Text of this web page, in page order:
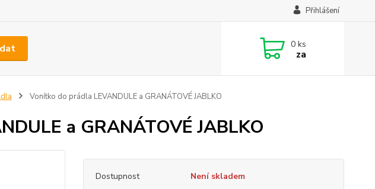
Přihlášení
0 ks
za
Vonítko do prádla LEVANDULE a GRANÁTOVÉ JABLKO
a GRANÁTOVÉ JABLKO
Dostupnost Není skladem